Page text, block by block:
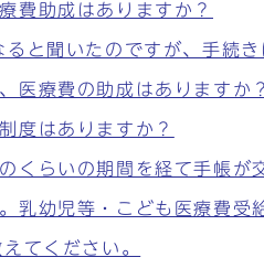
費助成はありますか？
と聞いたのですが、手続き
医療費の助成はありますか？
度はありますか？
くらいの期間を経て手帳が
乳幼児等・こども医療費受
てください。